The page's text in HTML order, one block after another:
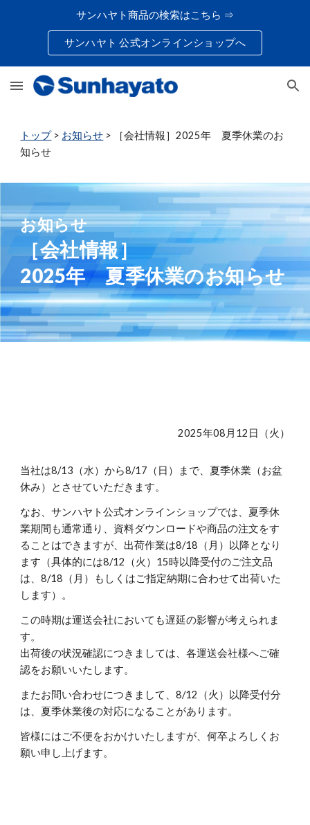
サンハヤト商品の検索はこちら ⇒
サンハヤト 公式オンラインショップへ
トップ> お知らせ > ［会社情報］2025年 夏季休業のお
知らせ
お知らせ
［会社情報］
2025年 夏季休業のお知らせ
2025年08月 12 日（火）
当社は8/13 （水）から8/17 （日）まで、夏季休業（お盆
休み）とさせていただきます。
なお、サンハヤト公式オンラインショップでは、夏季休
業期間も通常通り、資料ダウンロードや商品の注文をす
ることはできますが、出荷作業は8/18 （月）以降となり
ます（具体的には8/12 （火 ）15時以降受付のご注文品
は、8/18 （月）もしくはご指定納期に合わせて出荷いた
します）。
この時期は運送会社においても遅延の影響が考えられま
す。
出荷後の状況確認につきましては、各運送会社様へご確
認をお願いいたします。
またお問い合わせにつきまして、8/12 （火 ）以降受付分
は、夏季休業後の対応になることがあります。
皆様にはご不便をおかけいたしますが、何卒よろしくお
願い申し上げます。